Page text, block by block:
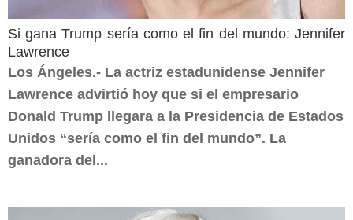
Si gana Trump sería como el fin del mundo: Jennifer
Lawrence
Los Ángeles.- La actriz estadunidense Jennifer
Lawrence advirtió hoy que si el empresario
Donald Trump llegara a la Presidencia de Estados
Unidos “sería como el fin del mundo”. La
ganadora del...